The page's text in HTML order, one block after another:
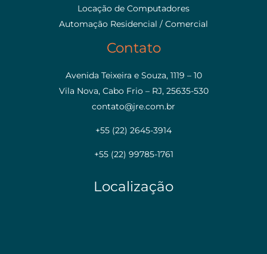
Locação de Computadores
Automação Residencial / Comercial
Contato
Avenida Teixeira e Souza, 1119 – 10
Vila Nova, Cabo Frio – RJ, 25635-530
contato@jre.com.br
+55 (22) 2645-3914
+55 (22) 99785-1761
Localização